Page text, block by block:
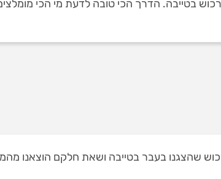
בטייבה. הדרך הכי טובה לדעת מי הכי
3 שמאי רכוש בטייבה, מתוך 1 שמאי רכוש שהצגנו בעבר בטייבה